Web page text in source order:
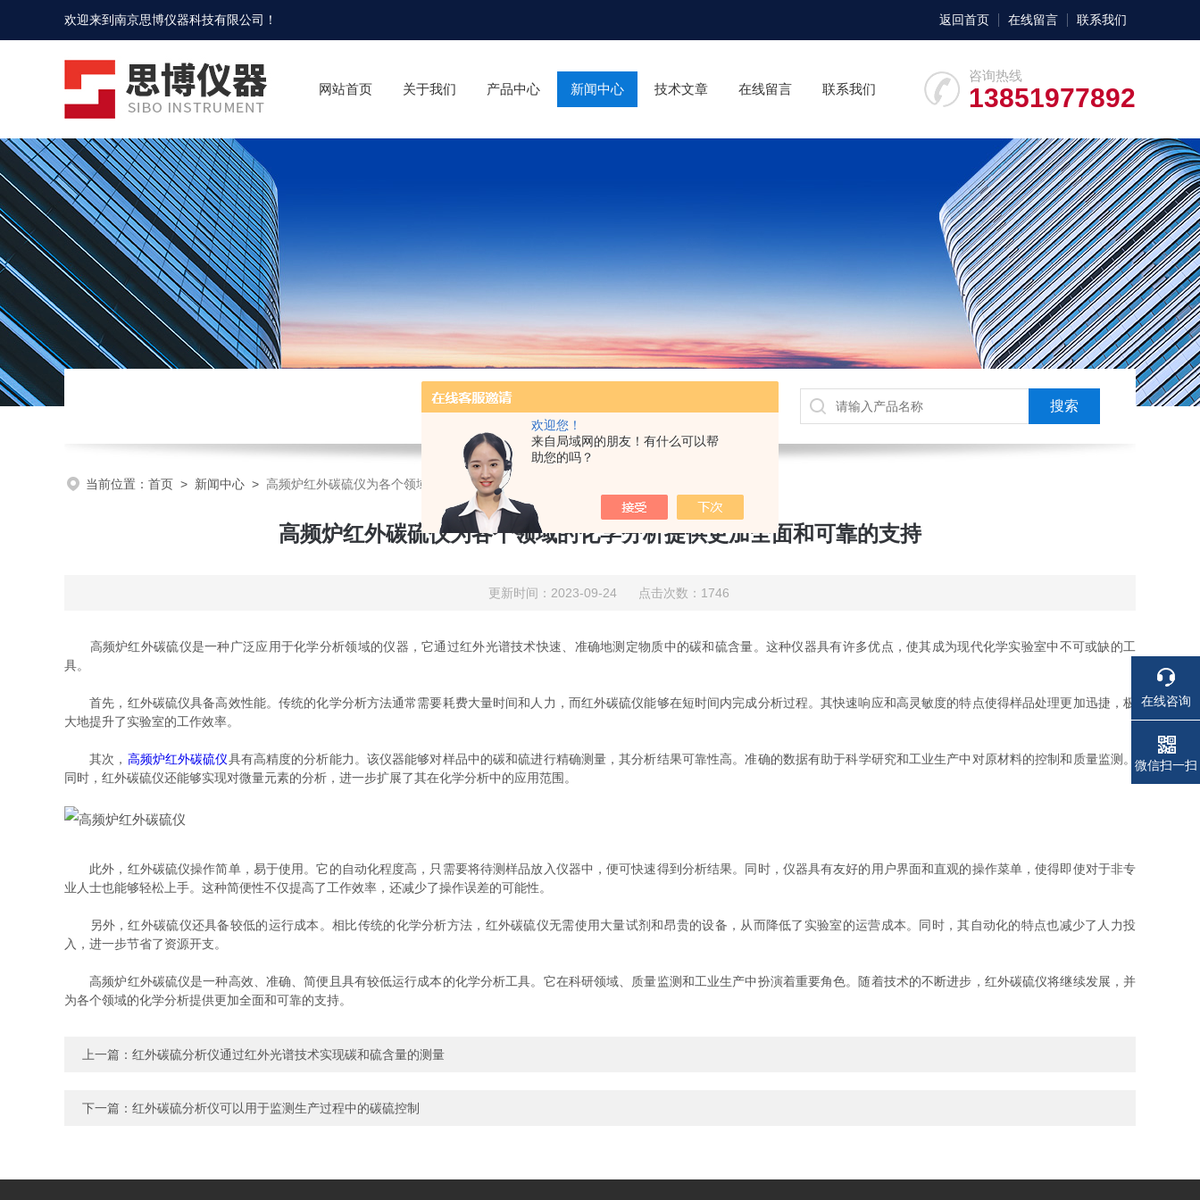
欢迎您！
来自局域网的朋友！有什么可以帮
助您的吗？
欢迎来到南京思博仪器科技有限公司 ！ 返回首页 在线留言 联系我们
咨询热线
13851977892
网站首页 关于我们 产品中心 新闻中心 技术文章 在线留言 联系我们
当前位置： 首页 > 新闻中心 > 高频炉红外碳硫仪为各个领域的化学分析提供更加全面和可靠的支持
高频炉红外碳硫仪为各个领域的化学分析提供更加全面和可靠的支持
更新时间：2023-09-24 点击次数：1746
高频炉红外碳硫仪是一种广泛应用于化学分析领域的仪器，它通过红外光谱技术快速、准确地测定物质中的碳和硫含量。这种仪器具有许多优点，使其成为现代化学实验室中不可或缺的工
具。
首先，红外碳硫仪具备高效性能。传统的化学分析方法通常需要耗费大量时间和人力，而红外碳硫仪能够在短时间内完成分析过程。其快速响应和高灵敏度的特点使得样品处理更加迅捷，极
大地提升了实验室的工作效率。
其次， 高频炉红外碳硫仪具有高精度的分析能力。该仪器能够对样品中的碳和硫进行精确测量，其分析结果可靠性高。准确的数据有助于科学研究和工业生产中对原材料的控制和质量监测。
同时，红外碳硫仪还能够实现对微量元素的分析，进一步扩展了其在化学分析中的应用范围。
此外，红外碳硫仪操作简单，易于使用。它的自动化程度高，只需要将待测样品放入仪器中，便可快速得到分析结果。同时，仪器具有友好的用户界面和直观的操作菜单，使得即使对于非专
业人士也能够轻松上手。这种简便性不仅提高了工作效率，还减少了操作误差的可能性。
另外，红外碳硫仪还具备较低的运行成本。相比传统的化学分析方法，红外碳硫仪无需使用大量试剂和昂贵的设备，从而降低了实验室的运营成本。同时，其自动化的特点也减少了人力投
入，进一步节省了资源开支。
高频炉红外碳硫仪是一种高效、准确、简便且具有较低运行成本的化学分析工具。它在科研领域、质量监测和工业生产中扮演着重要角色。随着技术的不断进步，红外碳硫仪将继续发展，并
为各个领域的化学分析提供更加全面和可靠的支持。
上一篇： 红外碳硫分析仪通过红外光谱技术实现碳和硫含量的测量
下一篇： 红外碳硫分析仪可以用于监测生产过程中的碳硫控制
在线咨询
电话
电话
微信扫一扫